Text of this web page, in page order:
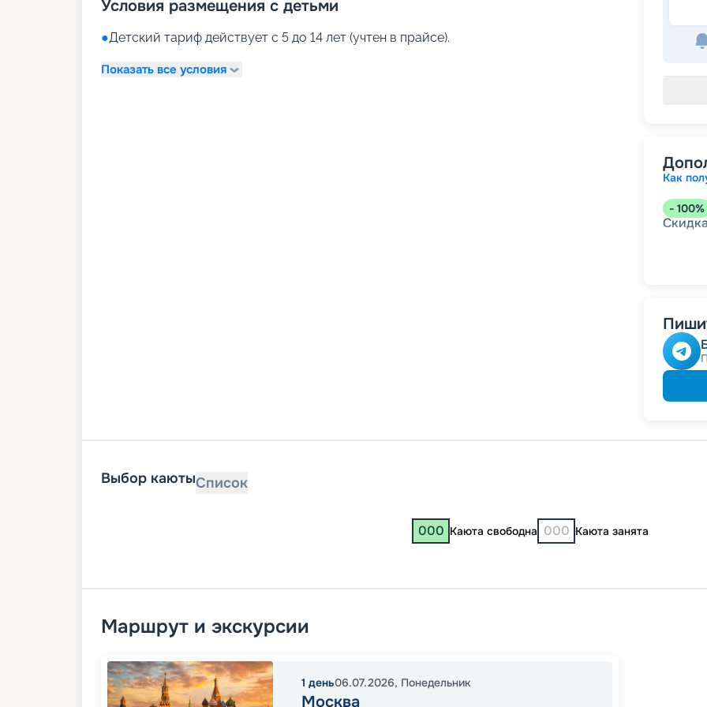
Условия размещения с детьми
●Детский тариф действует с 5 до 14 лет (учтен в прайсе).
Показать все условия
Как
- 100%
Выбор каютыСписок
000 Каюта свободна 000 Каюта занята
Маршрут и экскурсии
1 день06.07.2026, Понедельник
Москва